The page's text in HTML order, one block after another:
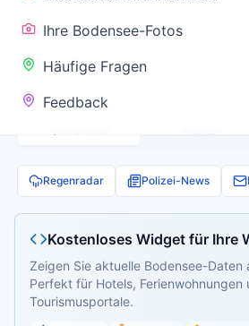
Ihre Bodensee-Fotos
Häufige Fragen
Feedback
Regenradar Polizei-News
Kostenloses Widget für Ihre
Zeigen Sie aktuelle Bodensee-Daten
Perfekt für Hotels, Ferienwohnungen
Tourismusportale.